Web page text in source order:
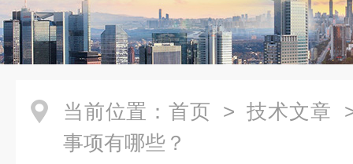
当前位置： 首页 > 技术文章
事项有哪些？